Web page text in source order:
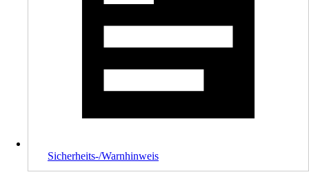
Sicherheits-/Warnhinweis